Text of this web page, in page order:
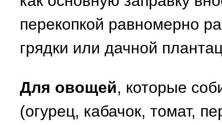
перекопкой равномерно
грядки или дачной
Для овощей, которые
(огурец, кабачок, томат,